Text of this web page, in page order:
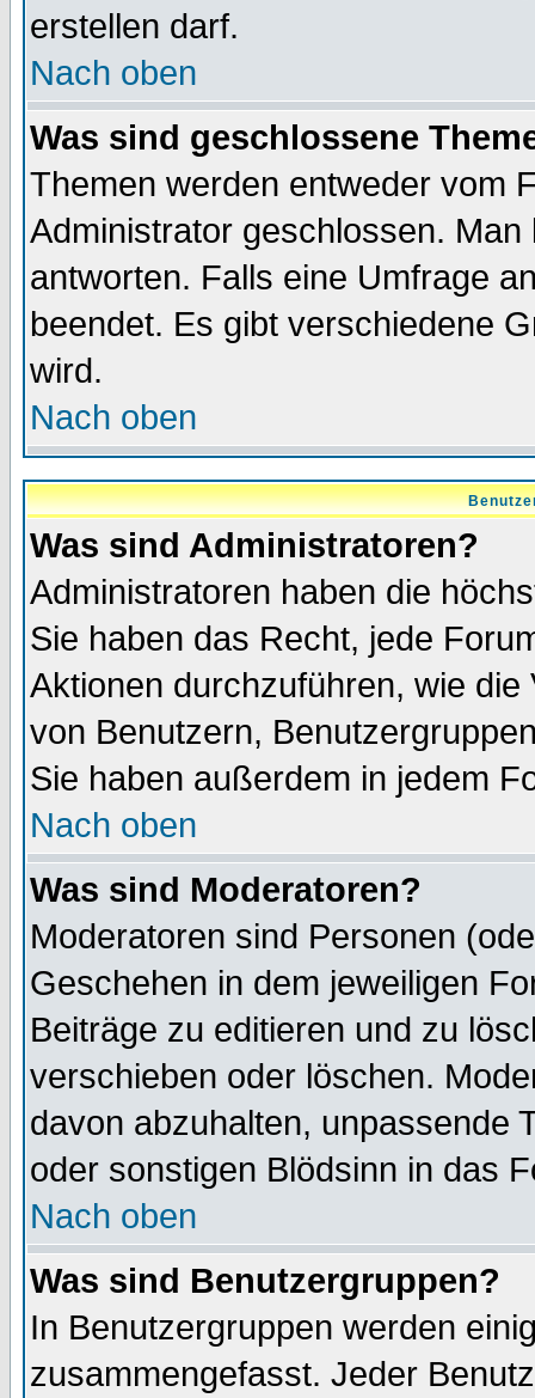
erstellen darf.
Nach oben
Was sind geschlossene
Themen werden entweder vom
Administrator geschlossen.
antworten. Falls eine Umfrage
beendet. Es gibt verschiedene
wird.
Nach oben
Was sind Administratoren?
Administratoren haben die
Sie haben das Recht, jede
Aktionen durchzuführen, wie
von Benutzern,
Sie haben außerdem in jedem
Nach oben
Was sind Moderatoren?
Moderatoren sind Personen
Geschehen in dem jeweiligen
Beiträge zu editieren und zu
verschieben oder löschen.
davon abzuhalten, unpassende
oder sonstigen Blödsinn in das
Nach oben
Was sind Benutzergruppen?
In Benutzergruppen werden
zusammengefasst. Jeder